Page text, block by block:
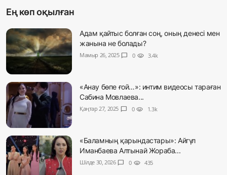
Ең көп оқылған
Адам қайтыс болған соң, оның денесі мен
жанына не болады?
Мамыр 26, 2025 chat_bubble 0 visibility 3.4k
«Анау бөпе ғой…»: интим видеосы тараған
Сабина Мовлаева...
Қаңтар 27, 2025 chat_bubble 0 visibility 1.3k
«Баламның қарындастары»: Айгүл
Иманбаева Алтынай Жораба...
Шілде 30, 2026 chat_bubble 0 visibility 435